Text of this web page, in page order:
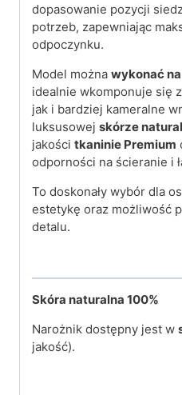
dopasowanie pozycji
potrzeb, zapewniając
odpoczynku.
Model można wykonać
idealnie wkomponuje się
jak i bardziej kameralne
luksusowej skórze
jakości tkaninie Premium
odporności na ścieranie i
To doskonały wybór dla
estetykę oraz możliwość
detalu.
Skóra naturalna 100%
Narożnik dostępny jest w
jakość).